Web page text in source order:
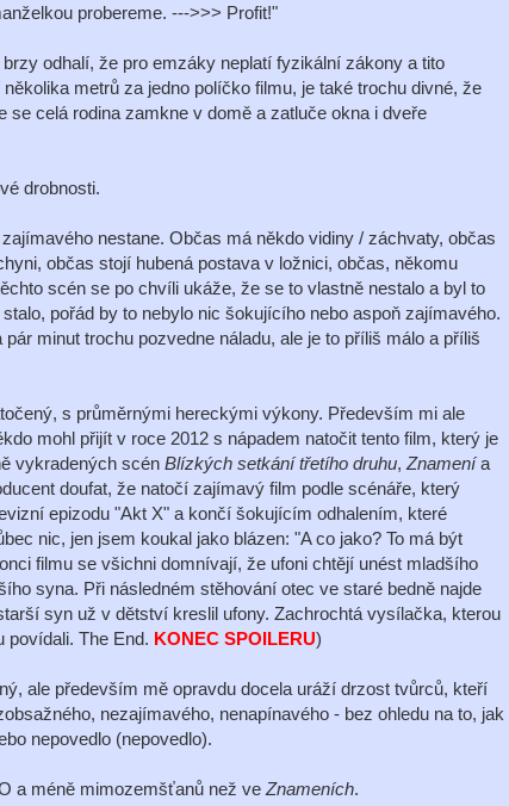
probereme. --->>> Profit!"
odhalí, že pro emzáky neplatí fyzikální zákony a tito
metrů za jedno políčko filmu, je také trochu divné, že
se celá rodina zamkne v domě a zatluče okna i dveře
drobnosti.
nestane. Občas má někdo vidiny / záchvaty, občas
občas stojí hubená postava v ložnici, občas, někomu
scén se po chvíli ukáže, že se to vlastně nestalo a byl to
pořád by to nebylo nic šokujícího nebo aspoň zajímavého.
minut trochu pozvedne náladu, ale je to příliš málo a příliš
s průměrnými hereckými výkony. Především mi ale
mohl přijít v roce 2012 s nápadem natočit tento film, který je
vykradených scén Blízkých setkání třetího druhu, Znamenía
doufat, že natočí zajímavý film podle scénáře, který
epizodu "Akt X" a končí šokujícím odhalením, které
nic, jen jsem koukal jako blázen: "A co jako? To má být
filmu se všichni domnívají, že ufoni chtějí unést mladšího
syna. Při následném stěhování otec ve staré bedně najde
syn už v dětství kreslil ufony. Zachrochtá vysílačka, kterou
povídali. The End. KONEC SPOILERU)
ale především mě opravdu docela uráží drzost tvůrců, kteří
nezajímavého, nenapínavého - bez ohledu na to, jak
nepovedlo (nepovedlo).
a méně mimozemšťanů než ve Znameních.